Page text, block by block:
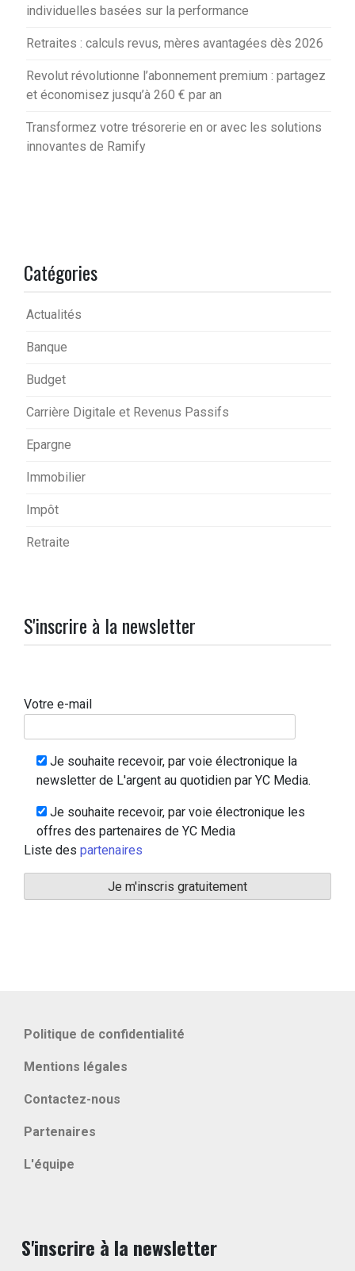
individuelles basées sur la performance
Retraites : calculs revus, mères avantagées dès 2026
Revolut révolutionne l’abonnement premium : partagez
et économisez jusqu’à 260 € par an
Transformez votre trésorerie en or avec les solutions
innovantes de Ramify
Catégories
Actualités
Banque
Budget
Carrière Digitale et Revenus Passifs
Epargne
Immobilier
Impôt
Retraite
S'inscrire à la newsletter
Votre e-mail
Je souhaite recevoir, par voie électronique la
newsletter de L'argent au quotidien par YC Media.
Je souhaite recevoir, par voie électronique les
offres des partenaires de YC Media
Liste des partenaires
Politique de confidentialité
Mentions légales
Contactez-nous
Partenaires
L'équipe
S'inscrire à la newsletter